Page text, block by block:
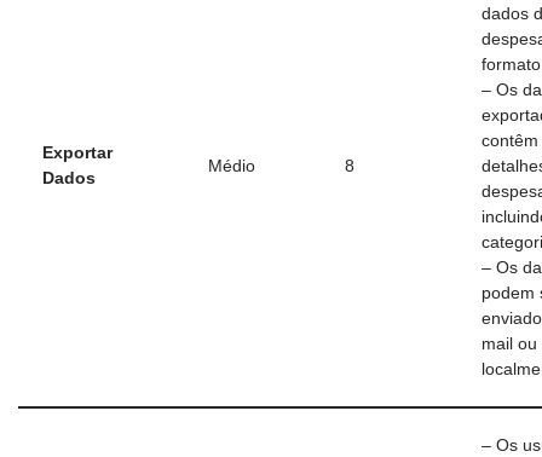
Exportar
Dados
Médio 8
dados
– Os
– Os
podem
mail ou
– Os